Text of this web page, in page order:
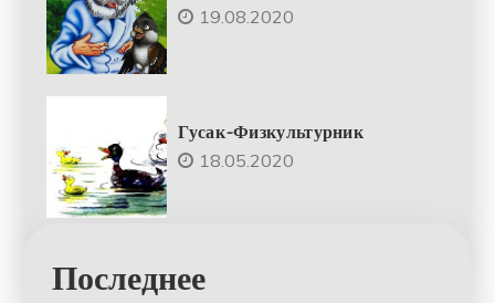
19.08.2020
Гусак-Физкультурник
18.05.2020
Последнее